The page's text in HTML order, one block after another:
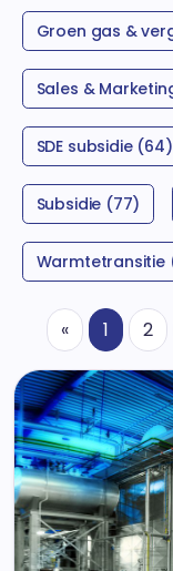
Groen gas &
Sales &
SDE subsidie (64)
Subsidie (77)
Warmtetransitie
«Previous
1 2